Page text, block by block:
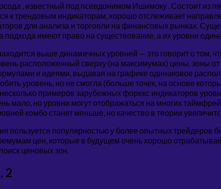
, известный под псевдонимом Ишимоку . Состоит из
к трендовым индикаторам, хорошо отслеживает
для анализа и торговли на финансовых рынках.
подхода имеют право на существование, а их уровни
выше динамичных уровней — это говорит о том,
расположенный сверху (на максимумах) цены, зоны
и идеями, выдавая на графике одинаковое
уровень, но не смогла (больше точек, на основе
примеров зарубежных форекс индикаторов
мало, но уровни могут отображаться на многих
комбо станет меньше, но качество в теории
пользуется популярностью у более опытных
цен, которые в будущем очень хорошо
ценовых зон.
2